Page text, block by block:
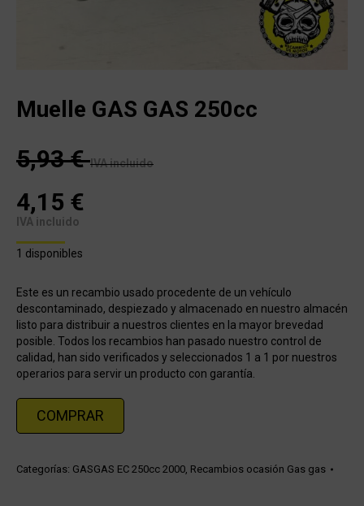
Muelle GAS GAS 250cc
5,93€ IVA incluido
4,15 €
IVA incluido
1 disponibles
Este es un recambio usado procedente de un vehículo
descontaminado, despiezado y almacenado en nuestro almacén
listo para distribuir a nuestros clientes en la mayor brevedad
posible. Todos los recambios han pasado nuestro control de
calidad, han sido verificados y seleccionados 1 a 1 por nuestros
operarios para servir un producto con garantía.
COMPRAR
Categorías: GASGAS EC 250cc 2000, Recambios ocasión Gas gas